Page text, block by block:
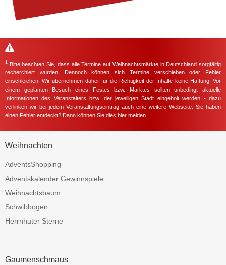
1
Bitte beachten Sie, dass alle Termine auf Weihnachtsmärkte in Deutschland sorgfältig
recherchiert wurden. Dennoch können sich Termine verschieben oder Fehler
einschleichen. Wir übernehmen daher für die Richtigkeit der Inhalte keine Haftung. Vor
einem geplanten Besuch eines Festes bzw. Marktes sollten unbedingt aktuelle
Informationen des Veranstalters bzw. der jeweiligen Stadt eingeholt werden - dazu
verlinken wir bei jedem Veranstaltungseintrag auch eine weitere Webseite. Sie haben
einen Fehler entdeckt? Dann können Sie dies hier melden.
Weihnachten
AdventsShopping
Adventskalender Gewinnspiele
Weihnachtsbaum
Schwibbogen
Herrnhuter Sterne
Gaumenschmaus